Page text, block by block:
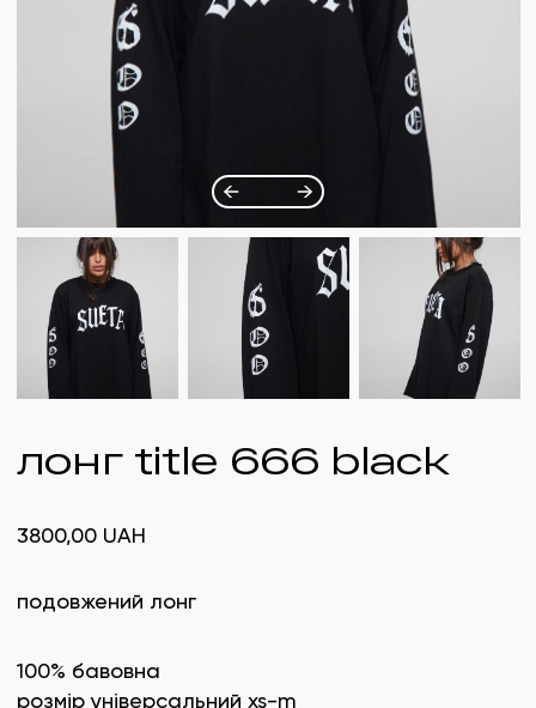
лонг title 666 black
3800,00 UAH
подовжений лонг
100% бавовна
розмір універсальний xs-m